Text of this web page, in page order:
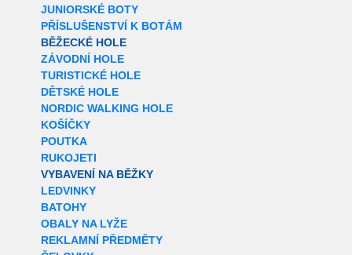
JUNIORSKÉ BOTY
PŘÍSLUŠENSTVÍ K BOTÁM
BĚŽECKÉ HOLE
ZÁVODNÍ HOLE
TURISTICKÉ HOLE
DĚTSKÉ HOLE
NORDIC WALKING HOLE
KOŠÍČKY
POUTKA
RUKOJETI
VYBAVENÍ NA BĚŽKY
LEDVINKY
BATOHY
OBALY NA LYŽE
REKLAMNÍ PŘEDMĚTY